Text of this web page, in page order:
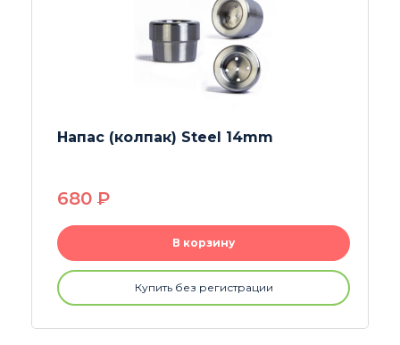
Напас (колпак) Steel 14mm
680 P
В корзину
Купить без регистрации